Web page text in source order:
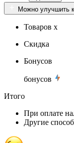
Можно улучшить
Товаров x
Скидка
Бонусов
бонусов
Итого
При оплате
Другие